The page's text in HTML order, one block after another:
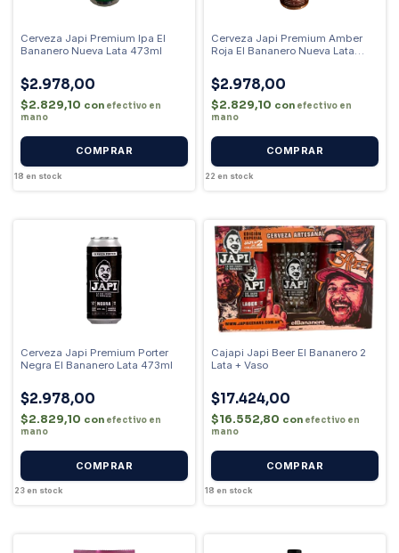
Cerveza Japi Premium Ipa El
Bananero Nueva Lata 473ml
$2.978,00
$2.829,10 con efectivo en
mano
18 en stock
Cerveza Japi Premium Amber
Roja El Bananero Nueva Lata
$2.978,00
$2.829,10 con efectivo en
mano
22 en stock
Cerveza Japi Premium Porter
Negra El Bananero Lata 473ml
$2.978,00
$2.829,10 con efectivo en
mano
23en stock
Cajapi Japi Beer El Bananero 2
Lata + Vaso
$17.424,00
$16.552,80 con efectivo en
mano
18 en stock